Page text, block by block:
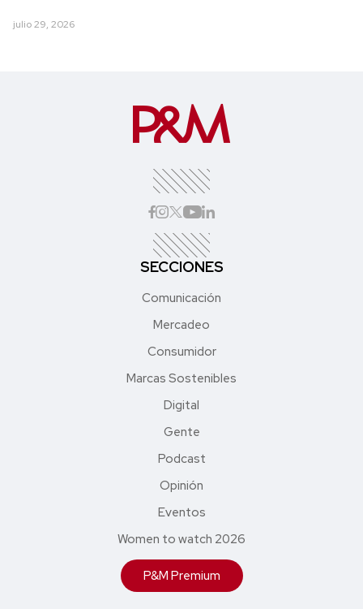
julio 29, 2026
SECCIONES
Comunicación
Mercadeo
Consumidor
Marcas Sostenibles
Digital
Gente
Podcast
Opinión
Eventos
Women to watch 2026
P&M Premium